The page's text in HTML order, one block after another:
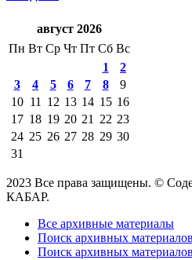
август 2026
Пн Вт Ср Чт Пт Сб Вс
1
2
3
4 5 6 7 8
9
10 11 12 13 14 15 16
17 18 19 20 21 22 23
24 25 26 27 28 29 30
31
2023 Все права защищены. ©
КАБАР.
Все архивные материалы
Поиск архивных
Поиск архивных